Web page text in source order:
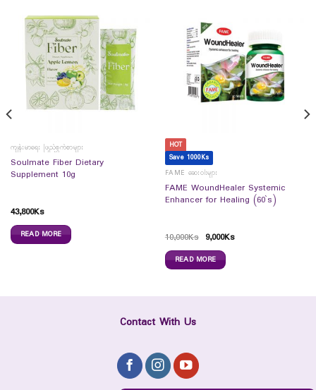
ကျန်းမာရေး ဖြည့်စွက်စာများ
Soulmate Fiber Dietary
Supplement 10g
43,800Ks
READ MORE
HOT
Save 1000Ks
FAME ဆေးဝါးများ
FAME WoundHealer Systemic
Enhancer for Healing (60`s)
10,000Ks 9,000Ks
READ MORE
Contact With Us